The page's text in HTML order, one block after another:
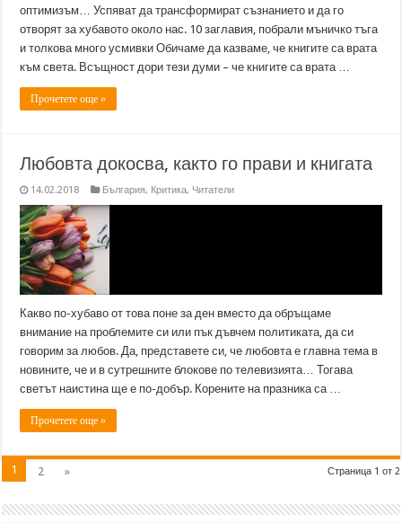
оптимизъм… Успяват да трансформират съзнанието и да го
отворят за хубавото около нас. 10 заглавия, побрали мъничко тъга
и толкова много усмивки Обичаме да казваме, че книгите са врата
към света. Всъщност дори тези думи – че книгите са врата …
Прочетете още »
Любовта докосва, както го прави и книгата
14.02.2018 България, Критика, Читатели
Какво по-хубаво от това поне за ден вместо да обръщаме
внимание на проблемите си или пък дъвчем политиката, да си
говорим за любов. Да, представете си, че любовта е главна тема в
новините, че и в сутрешните блокове по телевизията… Тогава
светът наистина ще е по-добър. Корените на празника са …
Прочетете още »
Страница 1 от 2
1 2 »